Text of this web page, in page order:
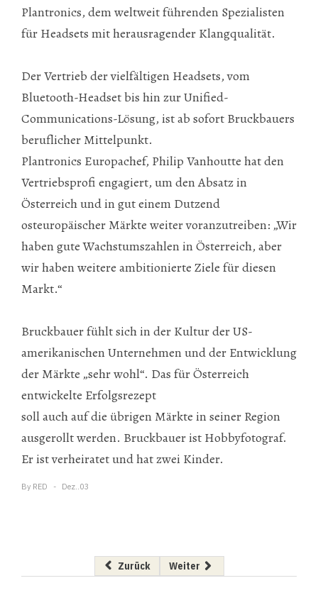
Plantronics, dem weltweit führenden Spezialisten
für Headsets mit herausragender Klangqualität.
Der Vertrieb der vielfältigen Headsets, vom
Bluetooth-Headset bis hin zur Unified-
Communications-Lösung, ist ab sofort Bruckbauers
beruflicher Mittelpunkt.
Plantronics Europachef, Philip Vanhoutte hat den
Vertriebsprofi engagiert, um den Absatz in
Österreich und in gut einem Dutzend
osteuropäischer Märkte weiter voranzutreiben: „Wir
haben gute Wachstumszahlen in Österreich, aber
wir haben weitere ambitionierte Ziele für diesen
Markt.“
Bruckbauer fühlt sich in der Kultur der US-
amerikanischen Unternehmen und der Entwicklung
der Märkte „sehr wohl“. Das für Österreich
entwickelte Erfolgsrezept
soll auch auf die übrigen Märkte in seiner Region
ausgerollt werden. Bruckbauer ist Hobbyfotograf.
Er ist verheiratet und hat zwei Kinder.
By RED Dez..03
Vorheriger Beitrag: Marketing Managerin bei
Zurück Nächster Beitrag: Neuer
Weiter